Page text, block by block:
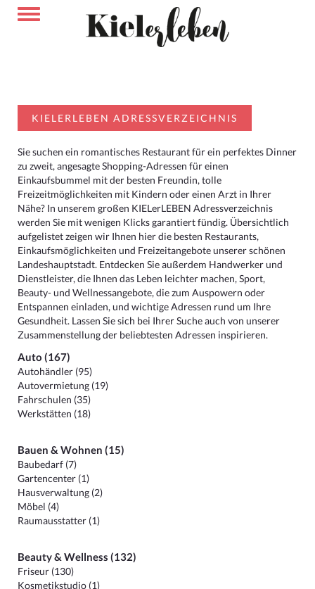
KIELERLEBEN ADRESSVERZEICHNIS
Sie suchen ein romantisches Restaurant für ein perfektes Dinner
zu zweit, angesagte Shopping-Adressen für einen
Einkaufsbummel mit der besten Freundin, tolle
Freizeitmöglichkeiten mit Kindern oder einen Arzt in Ihrer
Nähe? In unserem großen KIELerLEBEN Adressverzeichnis
werden Sie mit wenigen Klicks garantiert fündig. Übersichtlich
aufgelistet zeigen wir Ihnen hier die besten Restaurants,
Einkaufsmöglichkeiten und Freizeitangebote unserer schönen
Landeshauptstadt. Entdecken Sie außerdem Handwerker und
Dienstleister, die Ihnen das Leben leichter machen, Sport,
Beauty- und Wellnessangebote, die zum Auspowern oder
Entspannen einladen, und wichtige Adressen rund um Ihre
Gesundheit. Lassen Sie sich bei Ihrer Suche auch von unserer
Zusammenstellung der beliebtesten Adressen inspirieren.
Auto (167)
Autohändler (95)
Autovermietung (19)
Fahrschulen (35)
Werkstätten (18)
Bauen & Wohnen (15)
Baubedarf (7)
Gartencenter (1)
Hausverwaltung (2)
Möbel (4)
Raumausstatter (1)
Beauty & Wellness (132)
Friseur (130)
Kosmetikstudio (1)